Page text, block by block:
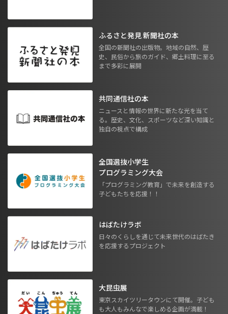
ふるさと発見 新聞社の本
全国の新聞社の出版物。地域の自然、歴
史、民俗から旅のガイド、郷土料理に至る
まで多彩に展開
共同通信社の本
ニュースと情報の世界に新たな光を当て
る。歴史、文化、スポーツなど深い知識と
独自の視点で構成
全国選抜小学生
プログラミング大会
「プログラミング教育」で未来を創造する
子どもたちを応援！！
はばたけラボ
日々のくらしを通じて未来世代のはばたき
を応援するプロジェクト
大昆虫展
東京スカイツリータウンにて開催。子ども
も大人もみんなで楽しめる企画が満載！